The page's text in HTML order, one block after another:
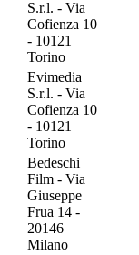
S.r.l. - Via
Cofienza 10
- 10121
Torino
Evimedia
S.r.l. - Via
Cofienza 10
- 10121
Torino
Bedeschi
Film - Via
Giuseppe
Frua 14 -
20146
Milano